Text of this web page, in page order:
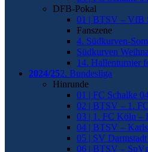
DFB-Pokal
01 | BTSV – VfB
Fanszene
4. Südkurven-
Südkurven
14. Hallenturnier
2024/252. Bundesliga
Hinrunde
01 | FC Schalke
02 | BTSV – 1.
03 | 1. FC Köln –
04 | BTSV –
05 | SV
06 | BTSV –